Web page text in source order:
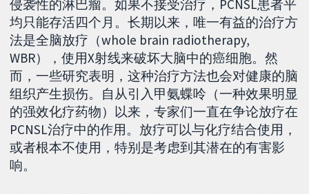
侵袭性的淋巴瘤。如果不接受治疗，PCNSL患者平
均只能存活四个月。长期以来，唯一有益的治疗方
法是全脑放疗（whole brain radiotherapy,
WBR），使用X射线来破坏大脑中的癌细胞。然
而，一些研究表明，这种治疗方法也会对健康的脑
组织产生损伤。自从引入甲氨蝶呤（一种效果明显
的强效化疗药物）以来，专家们一直在争论放疗在
PCNSL治疗中的作用。放疗可以与化疗结合使用，
或者根本不使用，特别是考虑到其潜在的有害影
响。